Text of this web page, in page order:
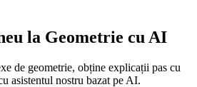
la Geometrie cu AI
de geometrie, obține explicații pas cu
asistentul nostru bazat pe AI.